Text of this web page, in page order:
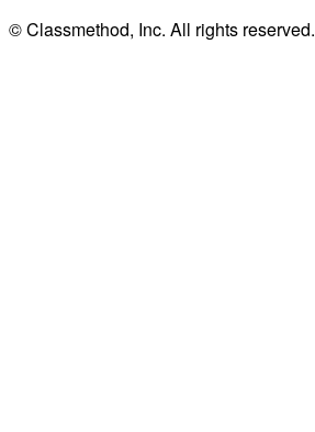
© Classmethod, Inc. All rights reserved.